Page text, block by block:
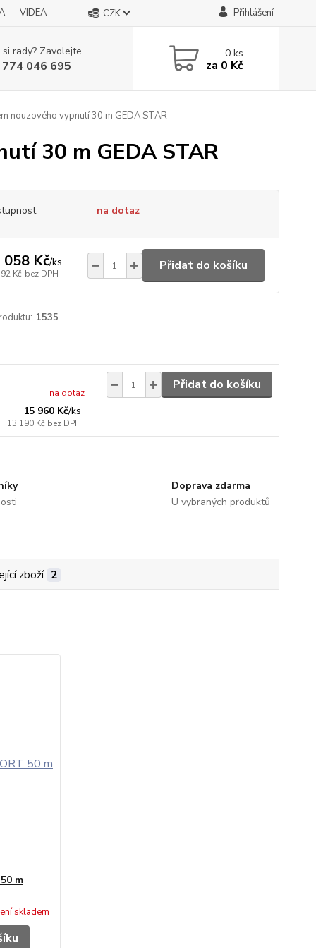
VIDEA CZK Přihlášení
rady? Zavolejte.
046 695
0ks
za 0 Kč
nouzového vypnutí 30 m GEDA STAR
30 m GEDA STAR
na dotaz
058 Kč/ks
Kč bez DPH
Přidat do košíku
1535
15 960 Kč/ks
13 190 Kč bez DPH
na dotaz
Přidat do košíku
Doprava zdarma
U vybraných produktů
zboží 2
m
skladem